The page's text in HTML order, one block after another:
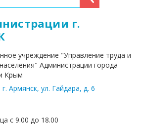
г.
учреждение "Управление труда и
Администрации города
Крым
Армянск, ул. Гайдара, д. 6
с 9.00 до 18.00